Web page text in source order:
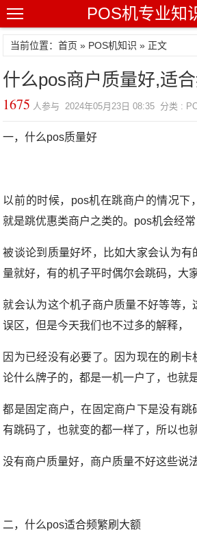
POS机专业知
当前位置：首页 » POS机知识 » 正文
什么pos商户质量好,适合
1675 人参与 2024年05月23日 08:35 分类 :
一，什么pos质量好
以前的时候，pos机在跳商户的情况下
就是跳优惠类商户之类的。pos机会经常
被谈论到质量好坏，比如大家会认为有
量就好，有的机子平时偶尔会跳码，大
就会认为这个机子商户质量不好等等，
误区，但是今天我们也不过多的解释，
因为已经没有必要了。因为现在的刷
论什么牌子的，都是一机一户了，也就
都是固定商户，在固定商户下是没有跳
有跳码了，也就变的都一样了，所以也
没有商户质量好，商户质量不好这些说
二，什么pos适合频繁刷大额